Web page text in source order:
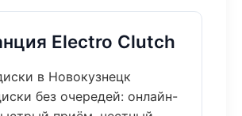
Electro Clutch
в Новокузнецк
без очередей: онлайн-